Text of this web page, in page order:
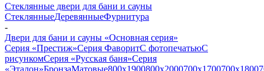
Стеклянные двери для бани и сауны
СтеклянныеДеревянныеФурнитура
-
Двери для бани и сауны «Основная серия»
Серия «Престиж»Серия ФаворитС фотопечатьюС
рисункомСерия «Русская баня»Серия
«Эталон»БронзаМатовые800х1900800х2000700х1700700х1800